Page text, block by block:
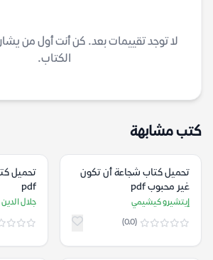
لا توجد تقييمات بعد. كن أنت أول من
الكتاب.
كتب مشابهة
تحميل كتاب شجاعة أن تكون
غير محبوب pdf
إيتشيرو كيشيمي
(0.0)
تحميل
pdf
جلال